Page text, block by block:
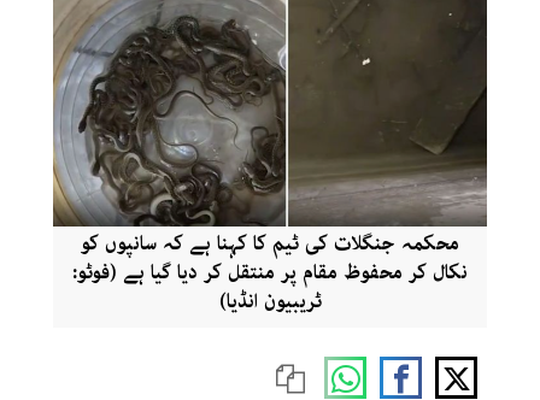
محکمہ جنگلات کی ٹیم کا کہنا ہے کہ سانپوں کو
نکال کر محفوظ مقام پر منتقل کر دیا گیا ہے (فوٹو:
ٹریبیون انڈیا)